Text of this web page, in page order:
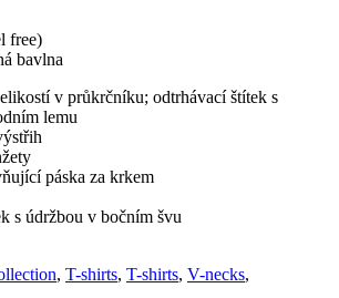
free)
bavlna
v průkrčníku; odtrhávací štítek s
lemu
páska za krkem
s údržbou v bočním švu
, T-shirts, T-shirts, V-necks,